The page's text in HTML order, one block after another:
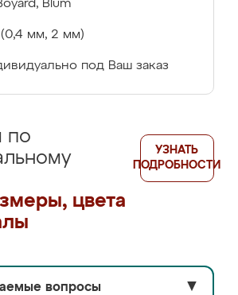
Blum
(0,4 мм, 2 мм)
под Ваш заказ
по
цвета
УЗНАТЬ
ПОДРОБНОСТИ
вопросы ▼